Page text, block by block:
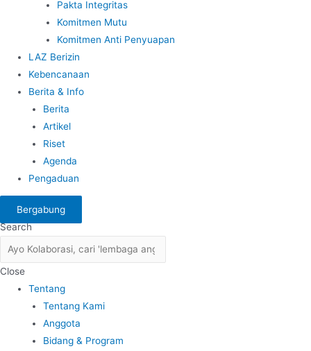
Pakta Integritas
Komitmen Mutu
Komitmen Anti Penyuapan
LAZ Berizin
Kebencanaan
Berita & Info
Berita
Artikel
Riset
Agenda
Pengaduan
Bergabung
Search
Close
Tentang
Tentang Kami
Anggota
Bidang & Program